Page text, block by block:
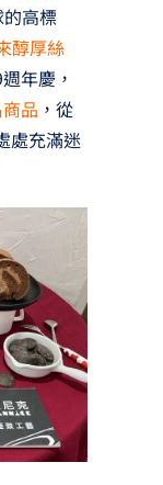
高標
醇厚絲
年慶，
品 ，從
處充滿迷